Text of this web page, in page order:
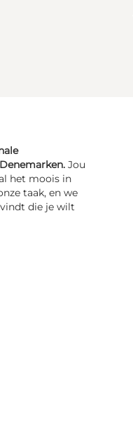
Jou
het moois in
taak, en we
die je wilt